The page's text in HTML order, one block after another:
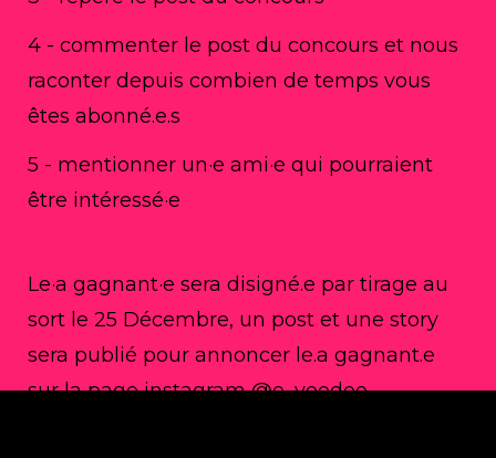
4 - commenter le post du concours et nous
raconter depuis combien de temps vous
êtes abonné.e.s
5 - mentionner un·e ami·e qui pourraient
être intéressé·e
Le·a gagnant·e sera disigné.e par tirage au
sort le 25 Décembre, un post et une story
sera publié pour annoncer le.a gagnant.e
sur la page instagram @e_voodoo